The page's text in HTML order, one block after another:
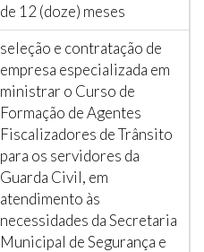
de 12 (doze) meses
seleção e contratação de
empresa especializada em
ministrar o Curso de
Formação de Agentes
Fiscalizadores de Trânsito
para os servidores da
Guarda Civil, em
atendimento às
necessidades da Secretaria
Municipal de Segurança e